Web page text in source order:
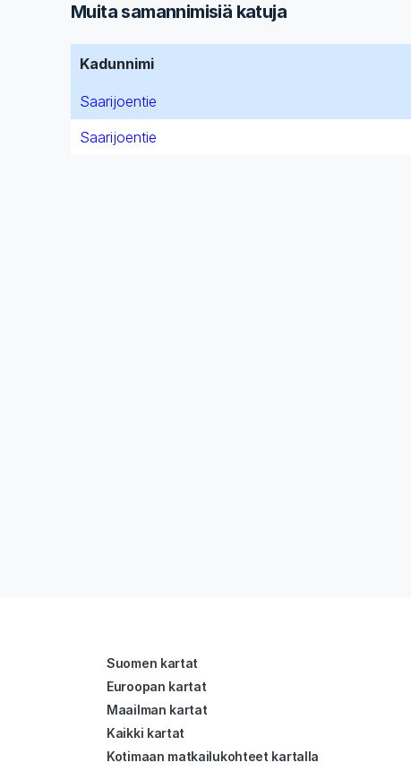
Muita samannimisiä katuja
Kadunnimi
Saarijoentie
Saarijoentie
Suomen kartat
Euroopan kartat
Maailman kartat
Kaikki kartat
Kotimaan matkailukohteet kartalla